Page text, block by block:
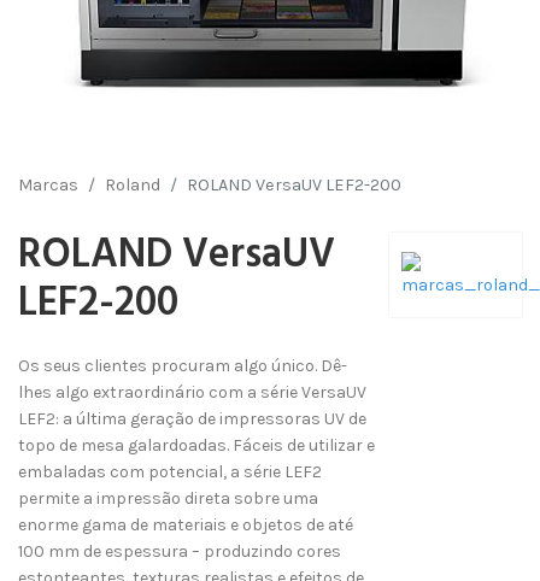
Marcas Roland ROLAND VersaUV LEF2-200
ROLAND VersaUV
LEF2-200
Os seus clientes procuram algo único. Dê-
lhes algo extraordinário com a série VersaUV
LEF2: a última geração de impressoras UV de
topo de mesa galardoadas. Fáceis de utilizar e
embaladas com potencial, a série LEF2
permite a impressão direta sobre uma
enorme gama de materiais e objetos de até
100 mm de espessura – produzindo cores